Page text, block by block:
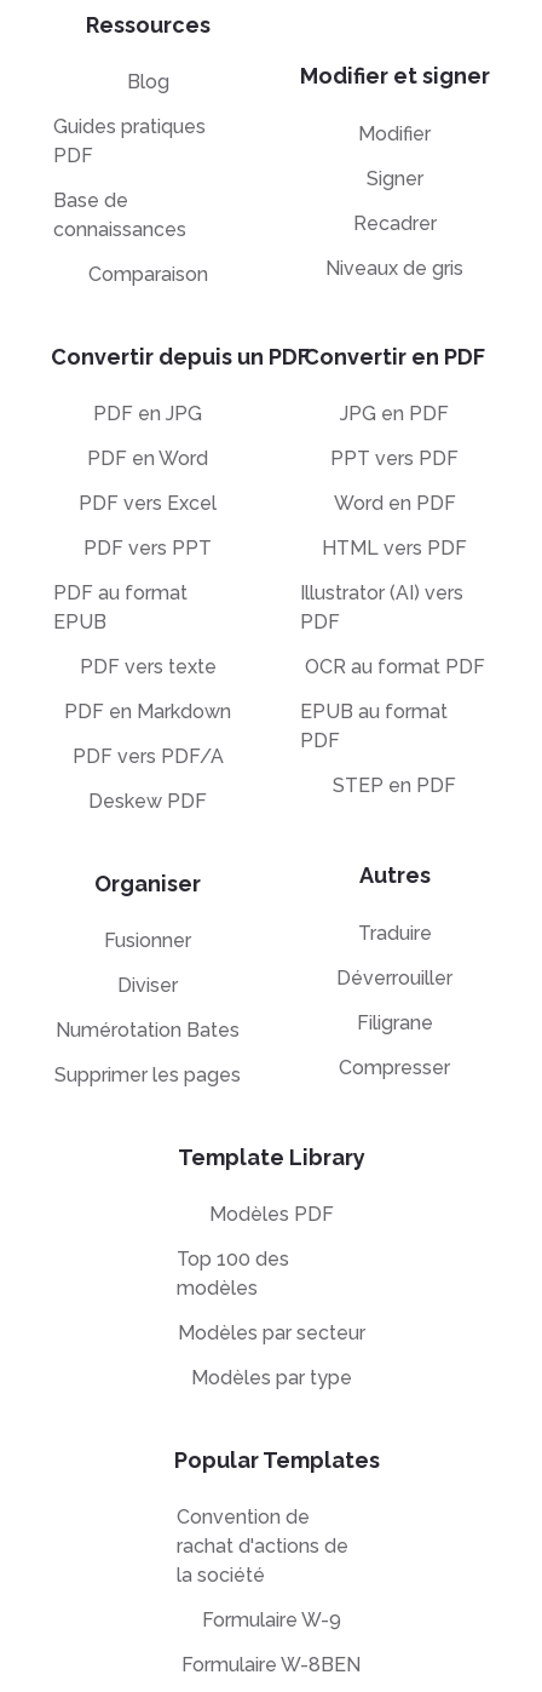
Ressources
Blog
Guides pratiques
PDF
Base de
connaissances
Comparaison
Modifier et signer
Modifier
Signer
Recadrer
Niveaux de gris
Convertir depuis un PDF
PDF en JPG
PDF en Word
PDF vers Excel
PDF vers PPT
PDF au format
EPUB
PDF vers texte
PDF en Markdown
PDF vers PDF/A
Deskew PDF
Organiser
Fusionner
Diviser
Numérotation Bates
Supprimer les pages
Convertir en PDF
JPG en PDF
PPT vers PDF
Word en PDF
HTML vers PDF
Illustrator (AI) vers
PDF
OCR au format PDF
EPUB au format
PDF
STEP en PDF
Autres
Traduire
Déverrouiller
Filigrane
Compresser
Template Library
Modèles PDF
Top 100 des
modèles
Modèles par secteur
Modèles par type
Popular Templates
Convention de
rachat d'actions de
la société
Formulaire W-9
Formulaire W-8BEN